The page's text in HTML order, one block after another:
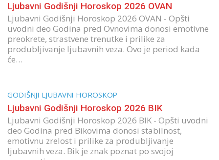
Ljubavni Godišnji Horoskop 2026 OVAN
Ljubavni Godišnji Horoskop 2026 OVAN - Opšti
uvodni deo Godina pred Ovnovima donosi emotivne
preokrete, strastvene trenutke i prilike za
produbljivanje ljubavnih veza. Ovo je period kada
će…
GODIŠNJI LJUBAVNI HOROSKOP
Ljubavni Godišnji Horoskop 2026 BIK
Ljubavni Godišnji Horoskop 2026 BIK - Opšti uvodni
deo Godina pred Bikovima donosi stabilnost,
emotivnu zrelost i prilike za produbljivanje
ljubavnih veza. Bik je znak poznat po svojoj